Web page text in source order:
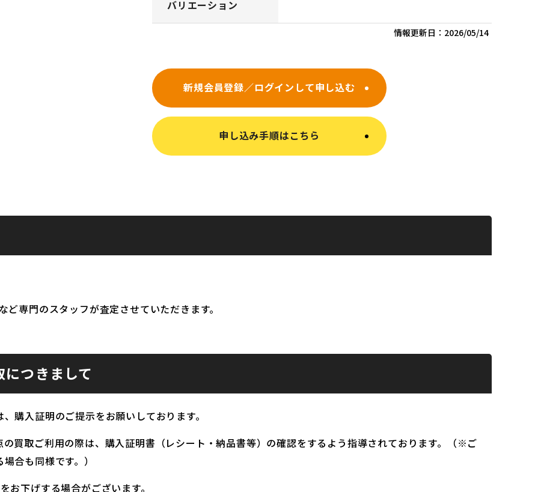
バリエーション
情報更新日： 2026/05/14
新規会員登録／ログインして申し込む
申し込み手順はこちら
専門のスタッフが査定させていただきます。
つきまして
購入証明のご提示をお願いしております。
買取ご利用の際は、購入証明書（レシート・納品書等）の確認をするよう指導されております。（※ご
合も同様です。）
お下げする場合がございます。